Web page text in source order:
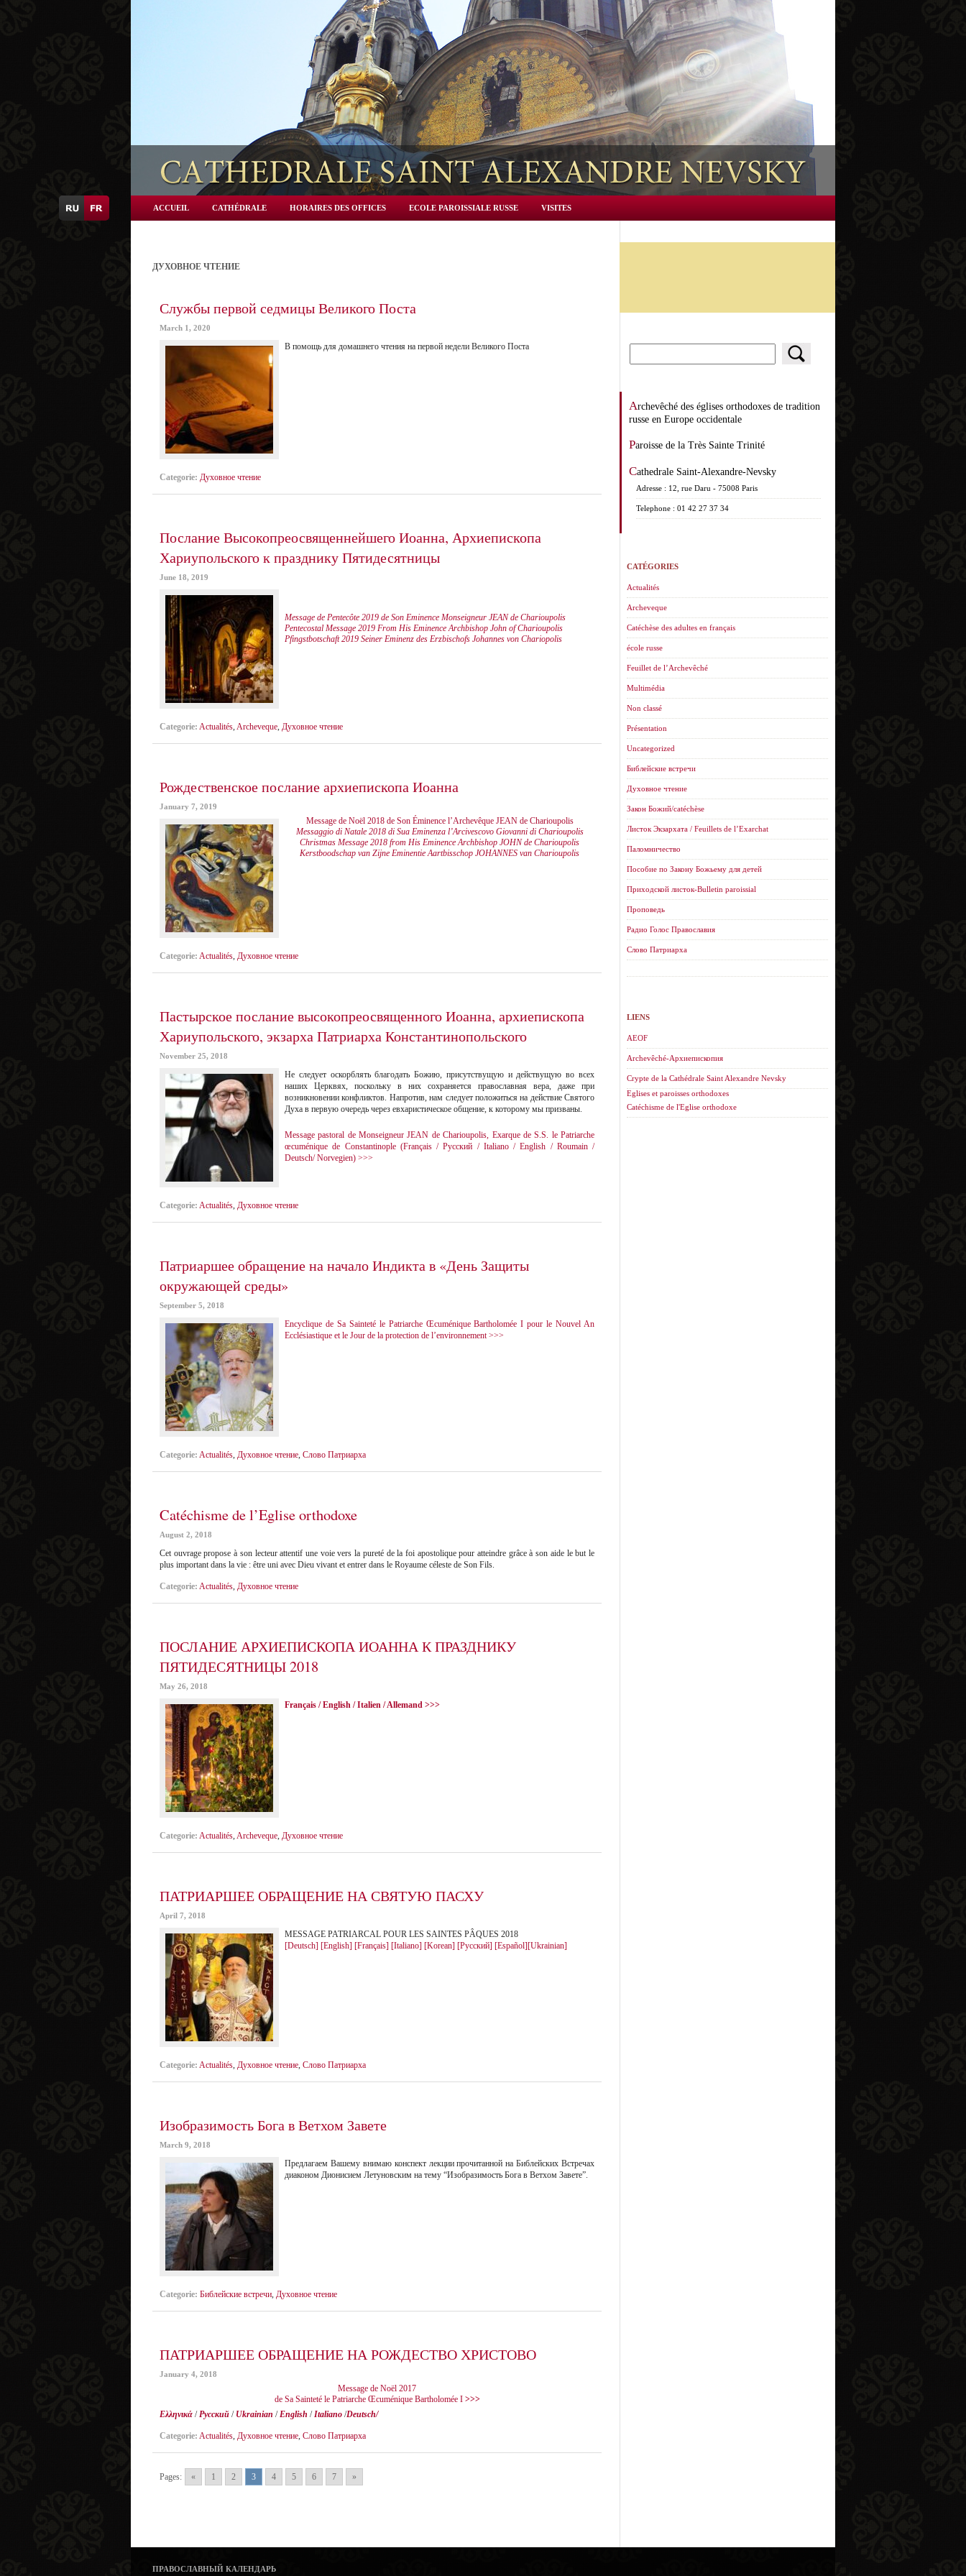
ACCUEIL CATHÉDRALE HORAIRES DES OFFICES ECOLE PAROISSIALE RUSSE VISITES
ДУХОВНОЕ ЧТЕНИЕ
Службы первой седмицы Великого Поста
March 1, 2020
В помощь для домашнего чтения на первой недели Великого Поста
Categorie: Духовное чтение
Послание Высокопреосвященнейшего Иоанна, Архиепископа
Хариупольского к празднику Пятидесятницы
June 18, 2019
Message de Pentecôte 2019 de Son Eminence Monseigneur JEAN de Charioupolis
Pentecostal Message 2019 From His Eminence Archbishop John of Charioupolis
Pfingstbotschaft 2019 Seiner Eminenz des Erzbischofs Johannes von Chariopolis
Categorie: Actualités,Archeveque, Духовное чтение
Рождественское послание архиепископа Иоанна
January 7, 2019
Message de Noël 2018 de Son Éminence l’Archevêque JEAN de Charioupolis
Messaggio di Natale 2018 di Sua Eminenza l’Arcivescovo Giovanni di Charioupolis
Christmas Message 2018 from His Eminence Archbishop JOHN de Charioupolis
Kerstboodschap van Zijne Eminentie Aartbisschop JOHANNES van Charioupolis
Categorie: Actualités, Духовное чтение
Пастырское послание высокопреосвященного Иоанна, архиепископа
Хариупольского, экзарха Патриарха Константинопольского
November 25, 2018
Не следует оскорблять благодать Божию, присутствущую и действущую во всех
наших Церквях, поскольку в них сохраняется православная вера, даже при
возникновении конфликтов. Напротив, нам следует положиться на действие Святого
Духа в первую очередь через евхаристическое общение, к которому мы призваны.
Message pastoral de Monseigneur JEAN de Charioupolis, Exarque de S.S. le Patriarche
œcuménique de Constantinople (Français / Русский / Italiano / English / Roumain /
Deutsch/ Norvegien) >>>
Categorie: Actualités, Духовное чтение
Патриаршее обращение на начало Индикта в «День Защиты
окружающей среды»
September 5, 2018
Encyclique de Sa Sainteté le Patriarche Œcuménique Bartholomée I pour le Nouvel An
Ecclésiastique et le Jour de la protection de l’environnement >>>
Categorie: Actualités, Духовное чтение, Слово Патриарха
Catéchisme de l’Eglise orthodoxe
August 2, 2018
Cet ouvrage propose à son lecteur attentif une voie vers la pureté de la foi apostolique pour atteindre grâce à son aide le but le
plus important dans la vie : être uni avec Dieu vivant et entrer dans le Royaume céleste de Son Fils.
Categorie: Actualités, Духовное чтение
ПОСЛАНИЕ АРХИЕПИСКОПА ИОАННА К ПРАЗДНИКУ
ПЯТИДЕСЯТНИЦЫ 2018
May 26, 2018
Français / English / Italien / Allemand >>>
Categorie: Actualités,Archeveque, Духовное чтение
ПАТРИАРШЕЕ ОБРАЩЕНИЕ НА СВЯТУЮ ПАСХУ
April 7, 2018
MESSAGE PATRIARCAL POUR LES SAINTES PÂQUES 2018
[Deutsch] [English] [Français] [Italiano] [Korean] [Русский] [Español][Ukrainian]
Categorie: Actualités, Духовное чтение, Слово Патриарха
Изобразимость Бога в Ветхом Завете
March 9, 2018
Предлагаем Вашему внимаю конспект лекции прочитанной на Библейских Встречах
диаконом Дионисием Летуновским на тему “Изобразимость Бога в Ветхом Завете”.
Categorie: Библейские встречи, Духовное чтение
ПАТРИАРШЕЕ ОБРАЩЕНИЕ НА РОЖДЕСТВО ХРИСТОВО
January 4, 2018
Message de Noël 2017
de Sa Sainteté le Patriarche Œcuménique Bartholomée I >>>
Ελληνικά /Русский / Ukrainian /English /Italiano /Deutsch/
Categorie: Actualités, Духовное чтение, Слово Патриарха
Pages: « 1 2 3 4 5 6 7 »
Archevêché des églises orthodoxes de tradition
russe en Europe occidentale
Paroisse de la Très Sainte Trinité
Cathedrale Saint-Alexandre-Nevsky
Adresse : 12, rue Daru - 75008 Paris
Telephone : 01 42 27 37 34
CATÉGORIES
Actualités
Archeveque
Catéchèse des adultes en français
école russe
Feuillet de l’Archevêché
Multimédia
Non classé
Présentation
Uncategorized
Библейские встречи
Духовное чтение
Закон Божий/catéchèse
Листок Экзархата / Feuillets de l’Еxarchat
Паломничество
Пособие по Закону Божьему для детей
Приходской листок-Bulletin paroissial
Проповедь
Радио Голос Православия
Слово Патриарха
LIENS
AEOF
Archevêché-Архиепископия
Crypte de la Cathédrale Saint Alexandre Nevsky
Eglises et paroisses orthodoxes
Catéchisme de l'Eglise orthodoxe
ПРАВОСЛАВНЫЙ КАЛЕНДАРЬ